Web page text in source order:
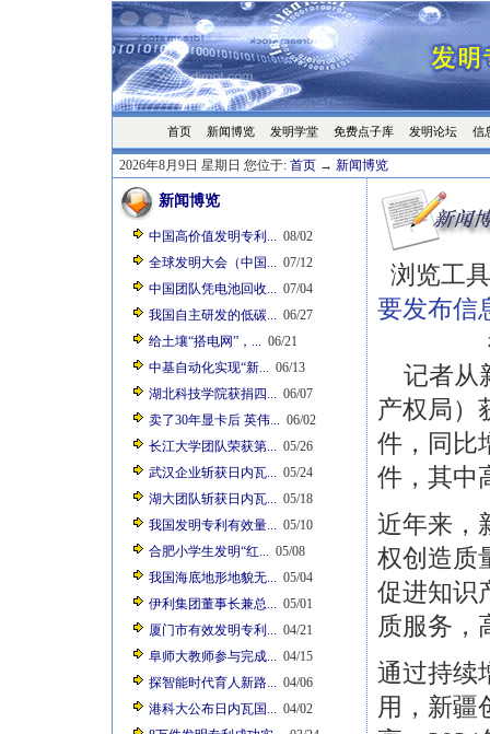
首页 新闻博览 发明学堂 免费点子库 发明论坛 信
2026年8月9日 星期日 您位于: 首页 → 新闻博览
新闻博览
中国高价值发明专利... 08/02
全球发明大会（中国... 07/12
中国团队凭电池回收... 07/04
我国自主研发的低碳... 06/27
给土壤“搭电网”，... 06/21
中基自动化实现“新... 06/13
湖北科技学院获捐四... 06/07
卖了30年显卡后 英伟... 06/02
长江大学团队荣获第... 05/26
武汉企业斩获日内瓦... 05/24
湖大团队斩获日内瓦... 05/18
我国发明专利有效量... 05/10
合肥小学生发明“红... 05/08
我国海底地形地貌无... 05/04
伊利集团董事长兼总... 05/01
厦门市有效发明专利... 04/21
阜师大教师参与完成... 04/15
探智能时代育人新路... 04/06
港科大公布日内瓦国... 04/02
浏览工
要发布信
记者从
产权局）
件，同比
件，其中
近年来，
权创造质
促进知识
质服务，
通过持续
用，新疆